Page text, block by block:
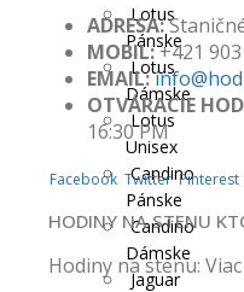
Lotus
Pánske
Lotus
Dámske
Lotus
Unisex
Candino
Pánske
Candino
Dámske
Jaguar
ADRESA:
MOBIL:+421
EMAIL:
OTVÁRACIE
16:30 PM
Facebook Twitter Pinterest
HODINY NA STENU
Hodiny na stenu: